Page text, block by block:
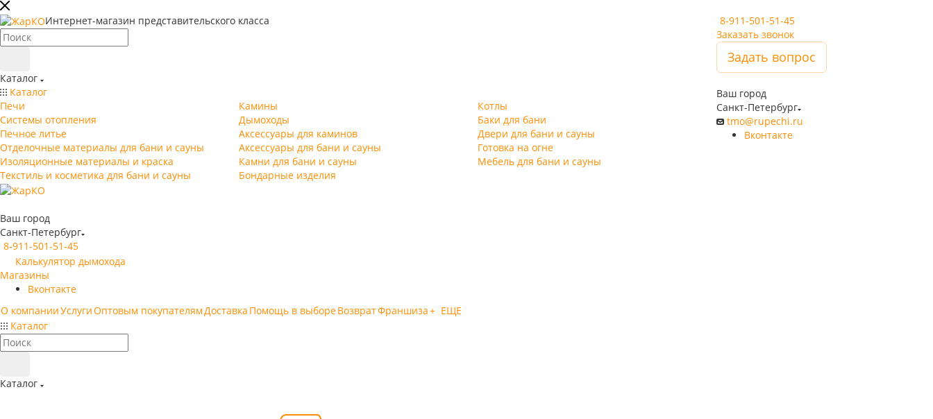
Интернет-магазин представительского класса
Каталог
Каталог
Печи
Камины
Котлы
Системы отопления
Дымоходы
Баки для бани
Печное литье
Аксессуары для каминов
Двери для бани и сауны
Отделочные материалы для бани и сауны
Аксессуары для бани и сауны
Готовка на огне
Изоляционные материалы и краска
Камни для бани и сауны
Мебель для бани и сауны
Текстиль и косметика для бани и сауны
Бондарные изделия
8-911-501-51-45
Заказать звонок
Задать вопрос
Ваш город
Санкт-Петербург
tmo@rupechi.ru
Вконтакте
Ваш город
Санкт-Петербург
8-911-501-51-45
Калькулятор дымохода
Магазины
Вконтакте
О компанииУслугиОптовым покупателям Доставка Помощь в выбореВозвратФраншиза+ ЕЩЕ
Каталог
Каталог